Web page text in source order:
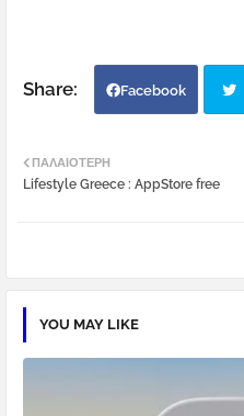
Facebook
tter
ΠΑΛΑΙΌΤΕΡΗ
Lifestyle Greece : AppStore free
YOU MAY LIKE